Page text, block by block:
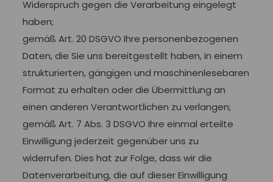
Widerspruch gegen die Verarbeitung eingelegt
haben;
gemäß Art. 20 DSGVO Ihre personenbezogenen
Daten, die Sie uns bereitgestellt haben, in einem
strukturierten, gängigen und maschinenlesebaren
Format zu erhalten oder die Übermittlung an
einen anderen Verantwortlichen zu verlangen;
gemäß Art. 7 Abs. 3 DSGVO Ihre einmal erteilte
Einwilligung jederzeit gegenüber uns zu
widerrufen. Dies hat zur Folge, dass wir die
Datenverarbeitung, die auf dieser Einwilligung